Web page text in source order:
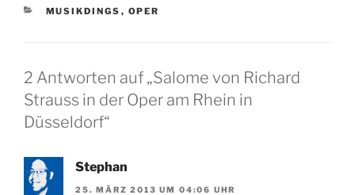
KATEGORIEN
MUSIKDINGS , OPER
2 Antworten auf „Salome von Richard
Strauss in der Oper am Rhein in
Düsseldorf“
Stephan
25. MÄRZ 2013 UM 04:06 UHR